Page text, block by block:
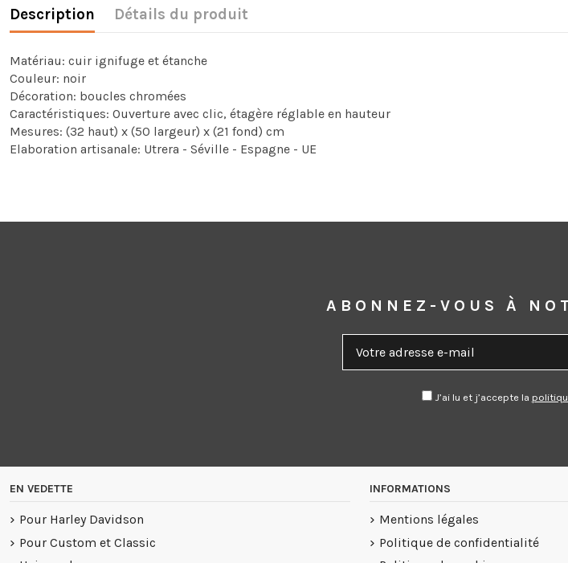
Description Détails du produit
Matériau: cuir ignifuge et étanche
Couleur: noir
Décoration: boucles chromées
Caractéristiques: Ouverture avec clic, étagère réglable en hauteur
Mesures: (32 haut) x (50 largeur) x (21 fond) cm
Elaboration artisanale: Utrera - Séville - Espagne - UE
ABONNEZ-VOUS À
J’ai lu et j’accepte la
EN VEDETTE
Pour Harley Davidson
Pour Custom et Classic
INFORMATIONS
Mentions légales
Politique de confidentialité